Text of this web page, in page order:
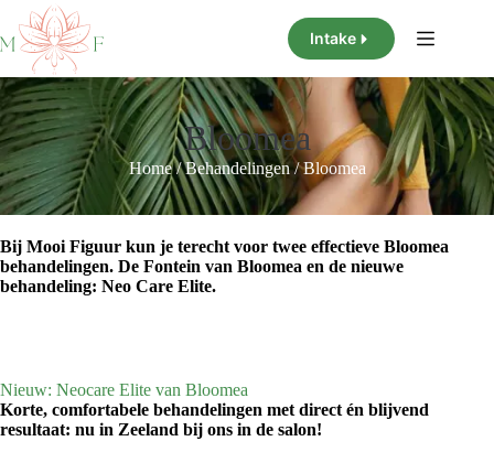
naar
de
inhoud
Intake
Bloomea
Home/Behandelingen/Bloomea
Bij Mooi Figuur kun je terecht voor twee effectieve Bloomea
behandelingen. De Fontein van Bloomea en de nieuwe
behandeling: Neo Care Elite.
Nieuw: Neocare Elite van Bloomea
Korte, comfortabele behandelingen met direct én blijvend
resultaat: nu in Zeeland bij ons in de salon!